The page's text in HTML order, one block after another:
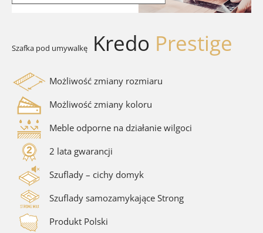
Szafka pod umywalkę Kredo Prestige
Możliwość zmiany rozmiaru
Możliwość zmiany koloru
Meble odporne na działanie wilgoci
2 lata gwarancji
Szuflady – cichy domyk
Szuflady samozamykające Strong
Produkt Polski